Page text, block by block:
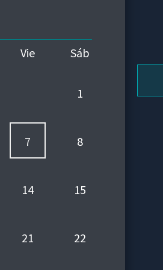
Vie Sáb
1
7 8
14 15
21 22